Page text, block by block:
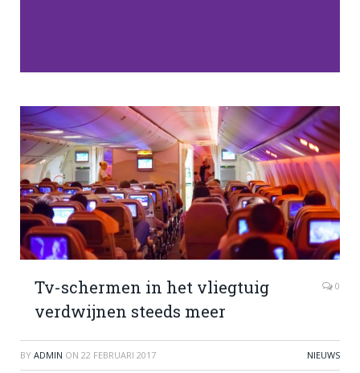
Tv-schermen in het vliegtuig
verdwijnen steeds meer
0
BY ADMIN ON 22 FEBRUARI 2017 NIEUWS